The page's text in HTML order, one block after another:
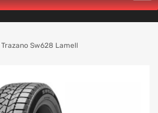
Sw628 Lamell